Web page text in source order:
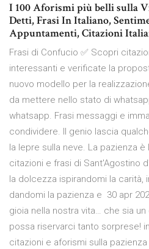
I 100 Aforismi più belli sulla
Detti, Frasi In Italiano,
Appuntamenti, Citazioni
Frasi di Confucio ✅ Scopri
interessanti e verificate la
nuovo modello per la
da mettere nello stato di
whatsapp. Frasi messaggi e
condividere. Il genio lascia
la lepre sulla neve. La pazienza
citazioni e frasi di Sant'Agostino
la dolcezza ispirandomi la carità,
dandomi la pazienza e 30 apr
gioia nella nostra vita… che sia
possa riservarci tanto sorprese!
citazioni e aforismi sulla pazienza